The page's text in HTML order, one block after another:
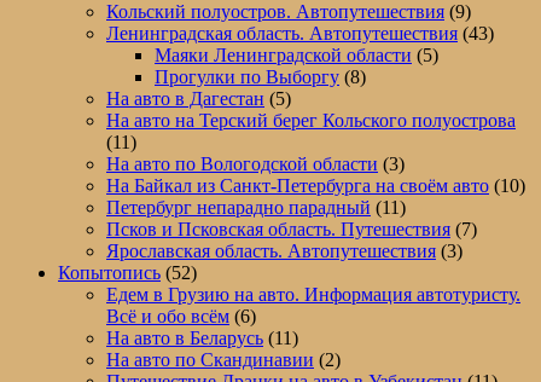
нужно
знать
автопутешественнику
Кольский полуостров. Автопутешествия (9)
Ленинградская область. Автопутешествия (43)
Маяки Ленинградской области (5)
Прогулки по Выборгу (8)
На авто в Дагестан (5)
На авто на Терский берег Кольского полуострова
(11)
На авто по Вологодской области (3)
На Байкал из Санкт-Петербурга на своём авто (10)
Петербург непарадно парадный (11)
Псков и Псковская область. Путешествия (7)
Ярославская область. Автопутешествия (3)
Копытопись (52)
Едем в Грузию на авто. Информация автотуристу.
Всё и обо всём (6)
На авто в Беларусь (11)
На авто по Скандинавии (2)